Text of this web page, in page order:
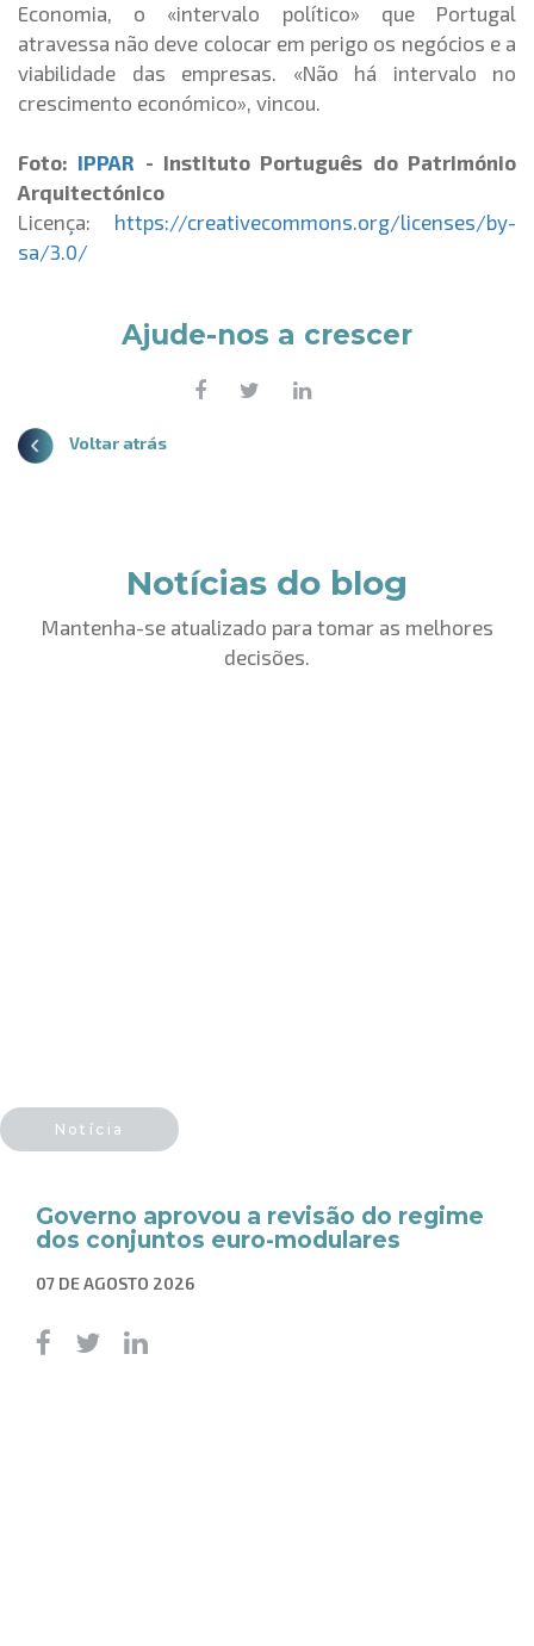
Economia, o «intervalo político» que Portugal
atravessa não deve colocar em perigo os negócios e a
viabilidade das empresas. «Não há intervalo no
crescimento económico», vincou.
Foto: IPPAR - Instituto Português do Património
Arquitectónico
Licença: https://creativecommons.org/licenses/by-
sa/3.0/
Ajude-nos a crescer
Voltar atrás
Notícias do blog
Mantenha-se atualizado para tomar as melhores
decisões.
Notícia
Governo aprovou a revisão do regime
dos conjuntos euro-modulares
07 DE AGOSTO 2026